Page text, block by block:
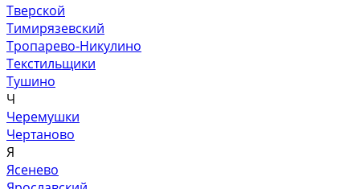
Тверской
Тимирязевский
Тропарево-Никулино
Текстильщики
Тушино
Ч
Черемушки
Чертаново
Я
Ясенево